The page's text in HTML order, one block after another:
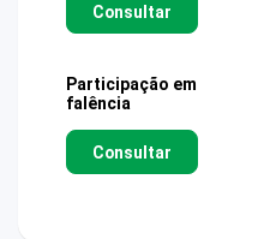
Consultar
Participação em
falência
Consultar